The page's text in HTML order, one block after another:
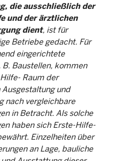
die ausschließlich der
und der ärztlichen
dient, ist für
Betriebe gedacht. Für
eingerichtete
B. Baustellen, kommen
Raum der
und
nach vergleichbare
in Betracht. Als solche
haben sich Erste-Hilfe-
Einzelheiten über
an Lage, bauliche